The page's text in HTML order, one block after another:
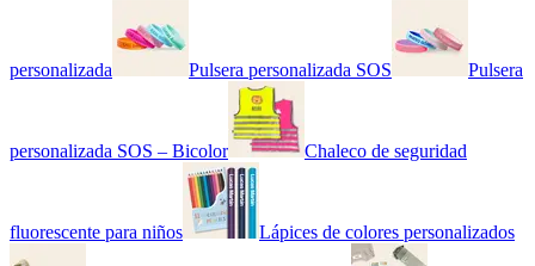
personalizada Pulsera personalizada SOS Pulsera
personalizada SOS – Bicolor Chaleco de seguridad
fluorescente para niños Lápices de colores personalizados